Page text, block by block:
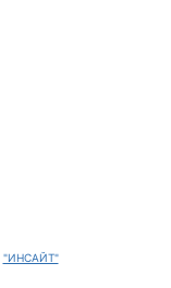
"ИНСАЙТ"